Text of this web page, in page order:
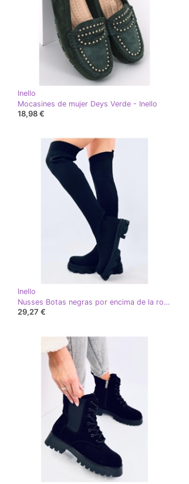
Inello
Mocasines de mujer Deys Verde - Inello
18,98 €
Inello
Nusses Botas negras por encima de la rodilla con parte superior elástica - Inello negro
29,27 €